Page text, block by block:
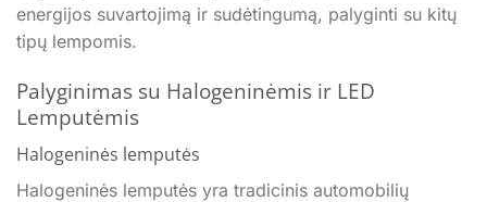
energijos suvartojimą ir sudėtingumą, palyginti su kitų
tipų lempomis.
Palyginimas su Halogeninėmis ir LED
Lemputėmis
Halogeninės lemputės
Halogeninės lemputės yra tradicinis automobilių